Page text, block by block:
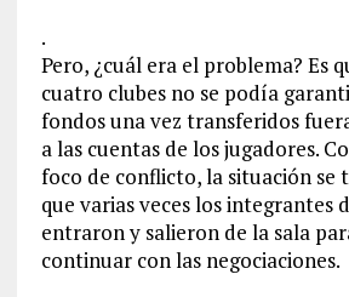
.
Pero, ¿cuál era el problema? Es
cuatro clubes no se podía
fondos una vez transferidos
a las cuentas de los jugadores.
foco de conflicto, la situación se
que varias veces los integrantes
entraron y salieron de la sala
continuar con las negociaciones.